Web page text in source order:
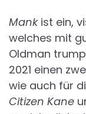
Mank ist ein,
welches mit
Oldman
2021 einen
wie auch für
Citizen Kane